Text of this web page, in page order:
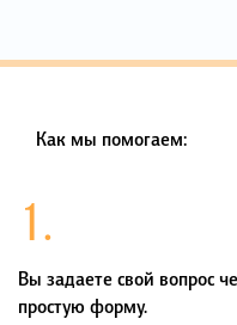
Как мы помогаем:
1.
Вы задаете свой вопрос
простую форму.